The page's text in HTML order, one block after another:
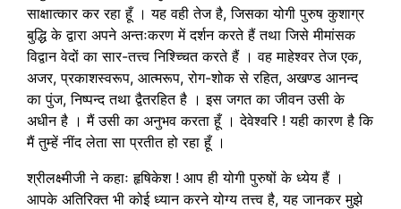
साक्षात्कार कर रहा हूँ । यह वही तेज है, जिसका योगी पुरुष कुशाग्र
बुद्धि के द्वारा अपने अन्तःकरण में दर्शन करते हैं तथा जिसे मीमांसक
विद्वान वेदों का सार-तत्त्व निश्च्चित करते हैं । वह माहेश्वर तेज एक,
अजर, प्रकाशस्वरूप, आत्मरूप, रोग-शोक से रहित, अखण्ड आनन्द
का पुंज, निष्पन्द तथा द्वैतरहित है । इस जगत का जीवन उसी के
अधीन है । मैं उसी का अनुभव करता हूँ । देवेश्वरि ! यही कारण है कि
मैं तुम्हें नींद लेता सा प्रतीत हो रहा हूँ ।
श्रीलक्ष्मीजी ने कहाः हृषिकेश ! आप ही योगी पुरुषों के ध्येय हैं ।
आपके अतिरिक्त भी कोई ध्यान करने योग्य तत्त्व है, यह जानकर मुझे